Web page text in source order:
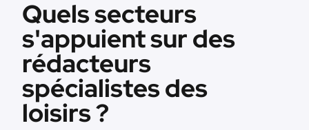
Quels secteurs
s'appuient sur des
rédacteurs
spécialistes des
loisirs ?